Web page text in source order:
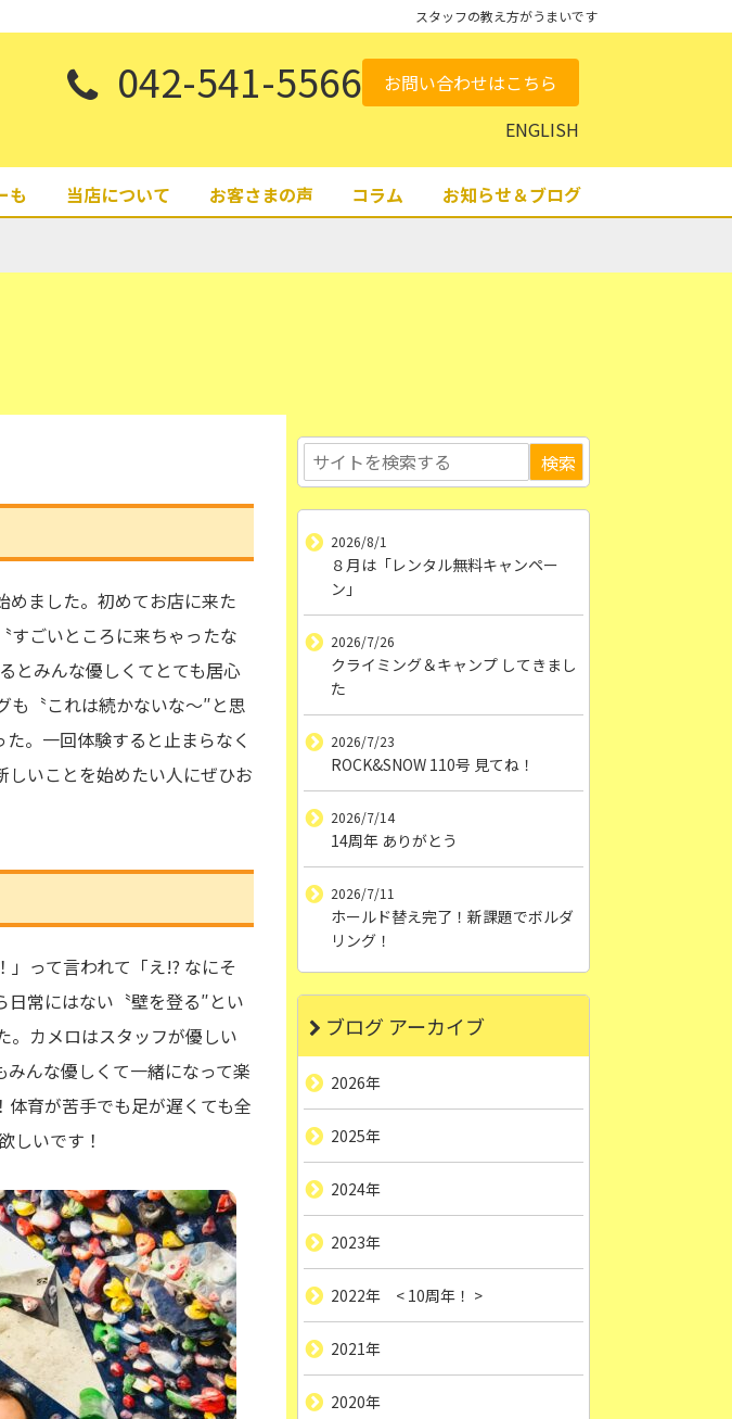
スタッフの教え方がうまいです
042-541-5566
お問い合わせはこちら
ENGLISH
も 当店について お客さまの声 コラム お知らせ＆ブログ
めました。初めてお店に来た
すごいところに来ちゃったな
とみんな優しくてとても居心
も〝これは続かないな～″と思
。一回体験すると止まらなく
しいことを始めたい人にぜひお
」って言われて「え!? なにそ
日常にはない〝壁を登る″とい
。カメロはスタッフが優しい
みんな優しくて一緒になって楽
体育が苦手でも足が遅くても全
しいです！
2026/8/1
８月は「レンタル無料キャンペー
ン」
2026/7/26
クライミング＆キャンプ してきまし
た
2026/7/23
ROCK&SNOW 110号 見てね！
2026/7/14
14周年 ありがとう
2026/7/11
ホールド替え完了！新課題でボルダ
リング！
ブログ アーカイブ
2026年
2025年
2024年
2023年
2022年 < 10周年！ >
2021年
2020年